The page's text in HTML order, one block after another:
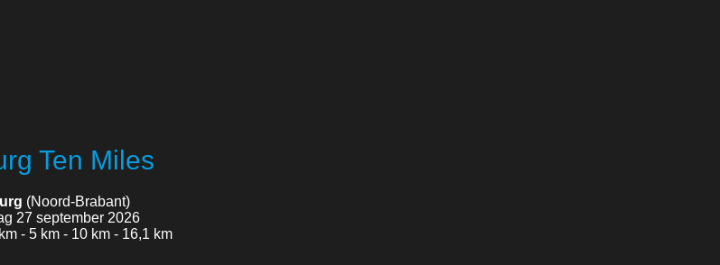
Ten Miles
(Noord-Brabant)
27 september 2026
- 5 km - 10 km - 16,1 km